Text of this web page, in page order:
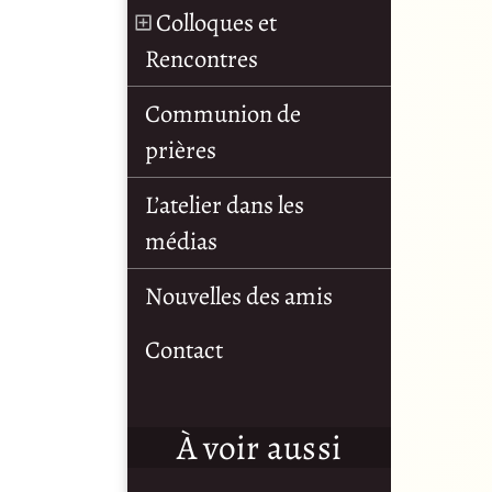
Colloques et
Rencontres
Communion de
prières
L’atelier dans les
médias
Nouvelles des amis
Contact
À voir aussi